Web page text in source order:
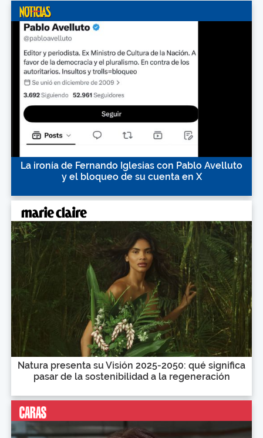
La ironía de Fernando Iglesias con Pablo Avelluto
y el bloqueo de su cuenta en X
Natura presenta su Visión 2025-2050: qué significa
pasar de la sostenibilidad a la regeneración